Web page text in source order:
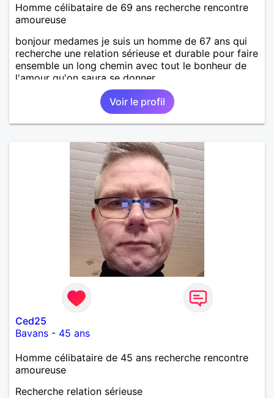
Homme célibataire de 69 ans recherche rencontre
amoureuse
bonjour medames je suis un homme de 67 ans qui
recherche une relation sérieuse et durable pour faire
ensemble un long chemin avec tout le bonheur de
l'amour qu'on saura se donner.
Voir le profil
Ced25
Bavans - 45 ans
Homme célibataire de 45 ans recherche rencontre
amoureuse
Recherche relation sérieuse